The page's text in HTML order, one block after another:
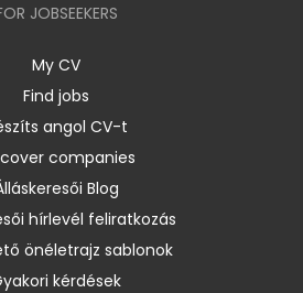
JOBSEEKERS
My CV
Find jobs
angol CV-t
companies
Blog
hírlevél feliratkozás
önéletrajz sablonok
kérdések